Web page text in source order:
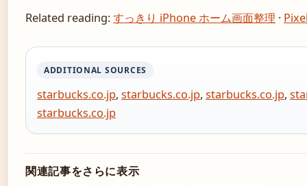
Related reading:すっきり iPhone ホーム画面整理 ·
ADDITIONAL SOURCES
starbucks.co.jp, starbucks.co.jp, starbucks.co.jp,
starbucks.co.jp
関連記事をさらに表示